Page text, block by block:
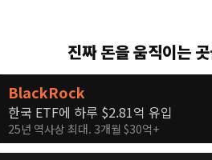
진짜 돈을 움직이는
BlackRock
한국 ETF에 하루 $2.81억 유입
25년 역사상 최대. 3개월 $30억+